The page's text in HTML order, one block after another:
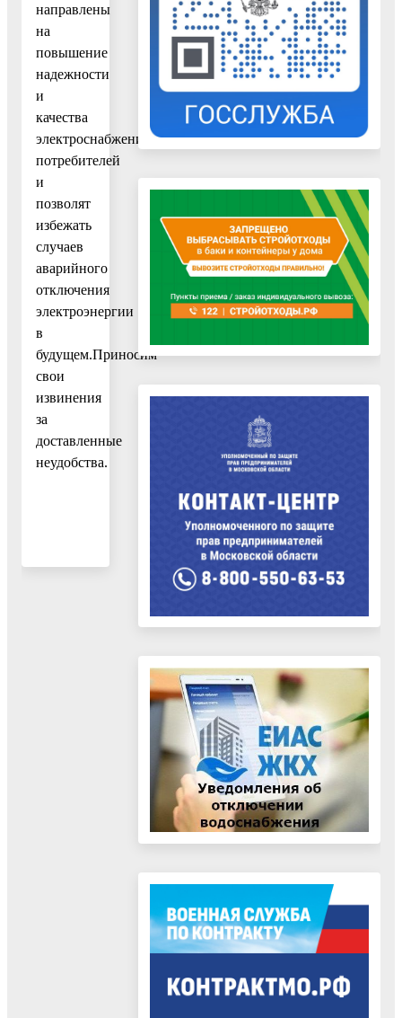
направлены
на
повышение
надежности
и
качества
электроснабжения
потребителей
и
позволят
избежать
случаев
аварийного
отключения
электроэнергии
в
будущем.Приносим
свои
извинения
за
доставленные
неудобства.